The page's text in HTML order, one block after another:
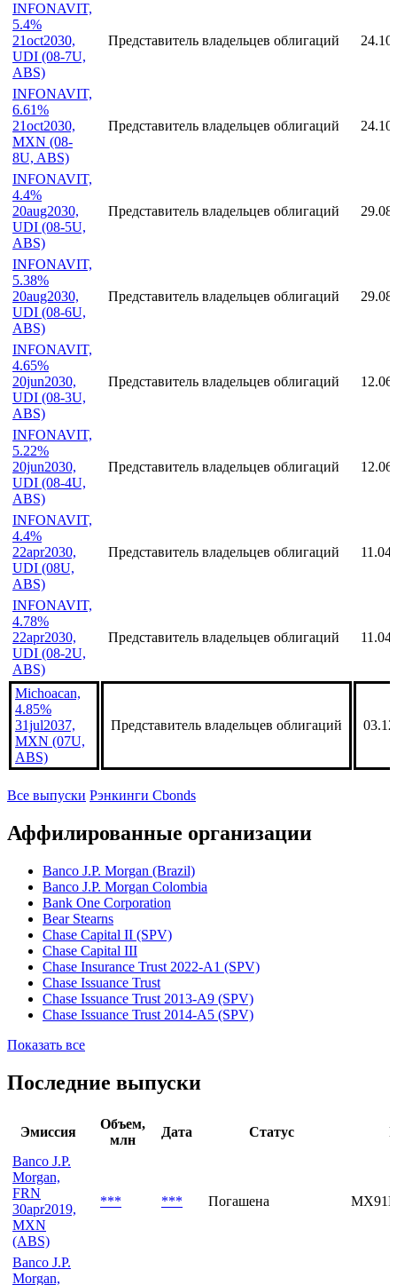
INFONAVIT,
5.4%
21oct2030,
UDI (08-7U,
ABS)
Представитель владельцев облигаций
INFONAVIT,
6.61%
21oct2030,
MXN (08-
8U, ABS)
Представитель владельцев облигаций
INFONAVIT,
4.4%
20aug2030,
UDI (08-5U,
ABS)
Представитель владельцев облигаций
INFONAVIT,
5.38%
20aug2030,
UDI (08-6U,
ABS)
Представитель владельцев облигаций
INFONAVIT,
4.65%
20jun2030,
UDI (08-3U,
ABS)
Представитель владельцев облигаций
INFONAVIT,
5.22%
20jun2030,
UDI (08-4U,
ABS)
Представитель владельцев облигаций
INFONAVIT,
4.4%
22apr2030,
UDI (08U,
ABS)
Представитель владельцев облигаций
INFONAVIT,
4.78%
22apr2030,
UDI (08-2U,
ABS)
Представитель владельцев облигаций
Michoacan,
4.85%
31jul2037,
MXN (07U,
ABS)
Представитель владельцев облигаций
Все выпуски Рэнкинги Cbonds
Аффилированные организации
Banco J.P. Morgan (Brazil)
Banco J.P. Morgan Colombia
Bank One Corporation
Bear Stearns
Chase Capital II (SPV)
Chase Capital III
Chase Insurance Trust 2022-A1 (SPV)
Chase Issuance Trust
Chase Issuance Trust 2013-A9 (SPV)
Chase Issuance Trust 2014-A5 (SPV)
Показать все
Последние выпуски
Эмиссия
Объем,
млн
Дата Статус
Banco J.P.
Morgan,
FRN
30apr2019,
MXN
(ABS)
*** *** Погашена
Banco J.P.
Morgan,